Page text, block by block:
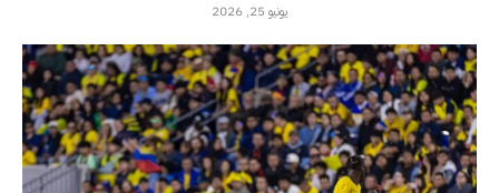
يونيو 25, 2026